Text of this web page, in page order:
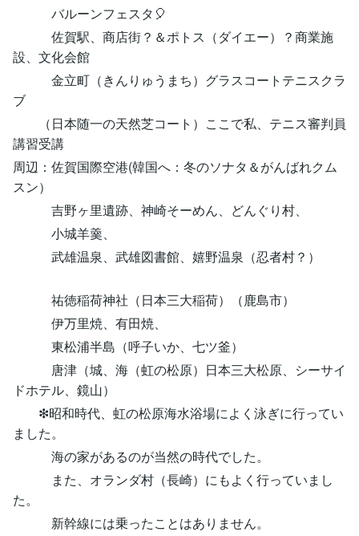
バルーンフェスタ🎈
佐賀駅、商店街？＆ポトス（ダイエー）？商業施
設、文化会館
金立町（きんりゅうまち）グラスコートテニスクラ
ブ
（日本随一の天然芝コート）ここで私、テニス審判員
講習受講
周辺：佐賀国際空港(韓国へ：冬のソナタ＆がんばれクム
スン）
吉野ヶ里遺跡、神崎そーめん、どんぐり村、
小城羊羹、
武雄温泉、武雄図書館、嬉野温泉（忍者村？）
祐徳稲荷神社（日本三大稲荷）（鹿島市）
伊万里焼、有田焼、
東松浦半島（呼子いか、七ツ釜）
唐津（城、海（虹の松原）日本三大松原、シーサイ
ドホテル、鏡山）
❇昭和時代、虹の松原海水浴場によく泳ぎに行ってい
ました。
海の家があるのが当然の時代でした。
また、オランダ村（長崎）にもよく行っていまし
た。
新幹線には乗ったことはありません。